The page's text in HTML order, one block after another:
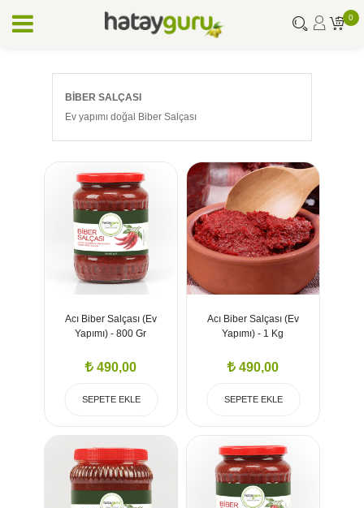
0
BIBER SALÇASI
Ev yapımı doğal Biber Salçası
SEPETE EKLE
Acı Biber Salçası (Ev
Yapımı) - 800 Gr
490,00
SEPETE EKLE
Acı Biber Salçası (Ev
Yapımı) - 1 Kg
490,00